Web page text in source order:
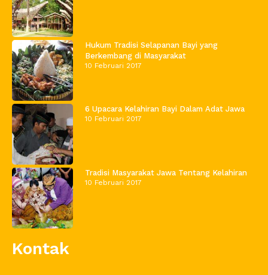
Hukum Tradisi Selapanan Bayi yang
Berkembang di Masyarakat
10 Februari 2017
6 Upacara Kelahiran Bayi Dalam Adat Jawa
10 Februari 2017
Tradisi Masyarakat Jawa Tentang Kelahiran
10 Februari 2017
Kontak